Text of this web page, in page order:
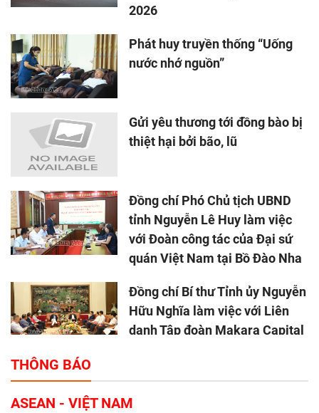
2026
Phát huy truyền thống “Uống
nước nhớ nguồn”
Gửi yêu thương tới đồng bào bị
thiệt hại bởi bão, lũ
Đồng chí Phó Chủ tịch UBND
tỉnh Nguyễn Lê Huy làm việc
với Đoàn công tác của Đại sứ
quán Việt Nam tại Bồ Đào Nha
Đồng chí Bí thư Tỉnh ủy Nguyễn
Hữu Nghĩa làm việc với Liên
danh Tập đoàn Makara Capital
Tổng thu ngân sách nhà nước 9
tháng đầu năm 2025 đạt trên
THÔNG BÁO
ASEAN - VIỆT NAM